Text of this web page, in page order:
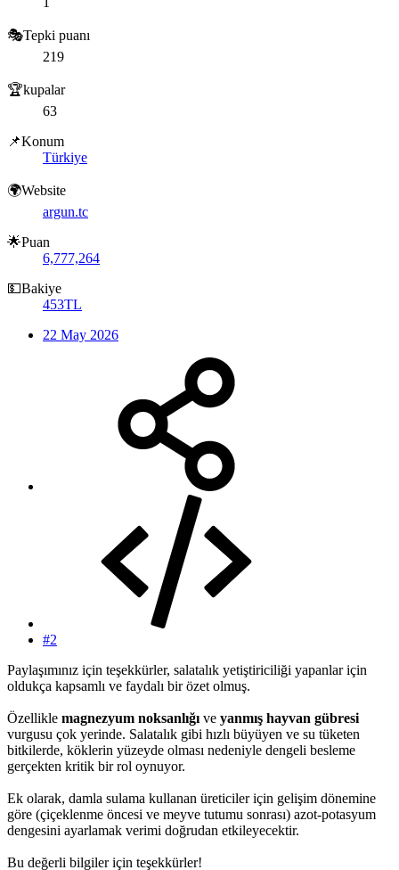
🎭Tepki puanı
219
🏆kupalar
63
📌Konum
Türkiye
🌍Website
argun.tc
🌟Puan
6,777,264
💵Bakiye
453TL
22 May 2026
#2
Paylaşımınız için teşekkürler, salatalık yetiştiriciliği yapanlar için
oldukça kapsamlı ve faydalı bir özet olmuş.
Özellikle magnezyum noksanlığı ve yanmış hayvan gübresi
vurgusu çok yerinde. Salatalık gibi hızlı büyüyen ve su tüketen
bitkilerde, köklerin yüzeyde olması nedeniyle dengeli besleme
gerçekten kritik bir rol oynuyor.
Ek olarak, damla sulama kullanan üreticiler için gelişim dönemine
göre (çiçeklenme öncesi ve meyve tutumu sonrası) azot-potasyum
dengesini ayarlamak verimi doğrudan etkileyecektir.
Bu değerli bilgiler için teşekkürler!